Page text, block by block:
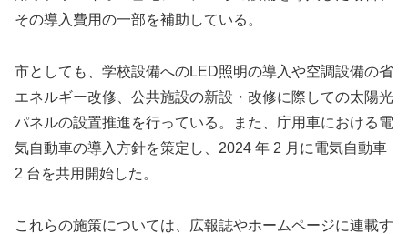
その導入費用の一部を補助している。
市としても、学校設備へのLED照明の導入や空調設備の省
エネルギー改修、公共施設の新設・改修に際しての太陽光
パネルの設置推進を行っている。また、庁用車における電
気自動車の導入方針を策定し、2024 年 2 月に電気自動車
2 台を共用開始した。
これらの施策については、広報誌やホームページに連載す